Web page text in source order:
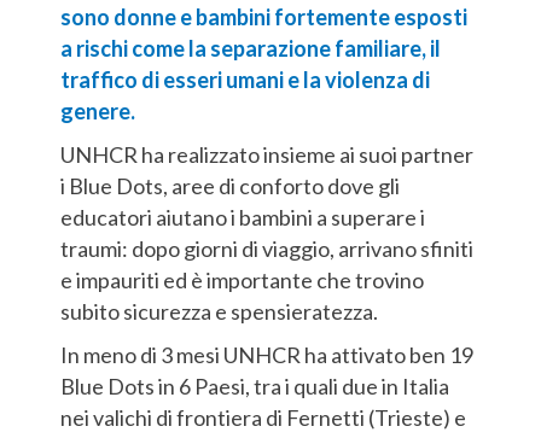
sono donne e bambini fortemente esposti
a rischi come la separazione familiare, il
traffico di esseri umani e la violenza di
genere.
UNHCR ha realizzato insieme ai suoi partner
i Blue Dots, aree di conforto dove gli
educatori aiutano i bambini a superare i
traumi: dopo giorni di viaggio, arrivano sfiniti
e impauriti ed è importante che trovino
subito sicurezza e spensieratezza.
In meno di 3 mesi UNHCR ha attivato ben 19
Blue Dots in 6 Paesi, tra i quali due in Italia
nei valichi di frontiera di Fernetti (Trieste) e